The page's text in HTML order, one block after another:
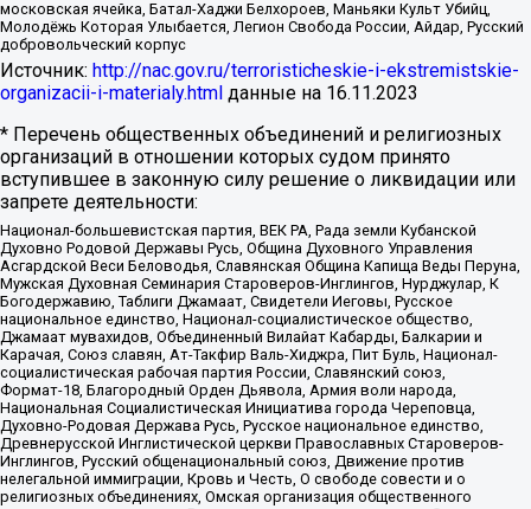
московская ячейка, Батал-Хаджи Белхороев, Маньяки Культ Убийц,
Молодёжь Которая Улыбается, Легион Свобода России, Айдар, Русский
добровольческий корпус
Источник: http://nac.gov.ru/terroristicheskie-i-ekstremistskie-
organizacii-i-materialy.html данные на 16.11.2023
* Перечень общественных объединений и религиозных
организаций в отношении которых судом принято
вступившее в законную силу решение о ликвидации или
запрете деятельности:
Национал-большевистская партия, ВЕК РА, Рада земли Кубанской
Духовно Родовой Державы Русь, Община Духовного Управления
Асгардской Веси Беловодья, Славянская Община Капища Веды Перуна,
Мужская Духовная Семинария Староверов-Инглингов, Нурджулар, К
Богодержавию, Таблиги Джамаат, Свидетели Иеговы, Русское
национальное единство, Национал-социалистическое общество,
Джамаат мувахидов, Объединенный Вилайат Кабарды, Балкарии и
Карачая, Союз славян, Ат-Такфир Валь-Хиджра, Пит Буль, Национал-
социалистическая рабочая партия России, Славянский союз,
Формат-18, Благородный Орден Дьявола, Армия воли народа,
Национальная Социалистическая Инициатива города Череповца,
Духовно-Родовая Держава Русь, Русское национальное единство,
Древнерусской Инглистической церкви Православных Староверов-
Инглингов, Русский общенациональный союз, Движение против
нелегальной иммиграции, Кровь и Честь, О свободе совести и о
религиозных объединениях, Омская организация общественного